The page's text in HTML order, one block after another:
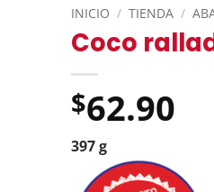
INICIO / TIENDA /
Coco
$62.90
397 g